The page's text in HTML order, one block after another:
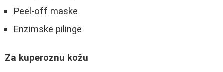
Peel-off maske
Enzimske pilinge
Za kuperoznu kožu